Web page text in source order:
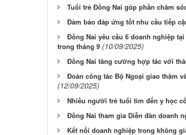
Tuổi trẻ Đồng Nai góp phần chăm
Đảm bảo đáp ứng tốt nhu cầu tiếp
Đồng Nai yêu cầu 6 doanh nghiệp
trong tháng 9 (10/09/2025)
Đồng Nai tăng cường hợp tác với
Đoàn công tác Bộ Ngoại giao thăm
(12/09/2025)
Nhiều người trẻ tuổi tìm đến y học
Đồng Nai tham gia Diễn đàn doanh
Kết nối doanh nghiệp trong không